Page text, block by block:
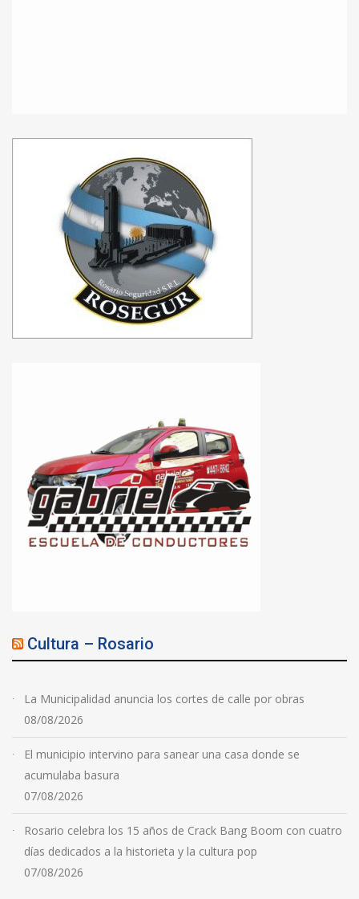
Cultura – Rosario
La Municipalidad anuncia los cortes de calle por obras
08/08/2026
El municipio intervino para sanear una casa donde se
acumulaba basura
07/08/2026
Rosario celebra los 15 años de Crack Bang Boom con cuatro
días dedicados a la historieta y la cultura pop
07/08/2026